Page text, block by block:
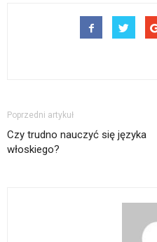
Poprzedni artykuł
Czy trudno nauczyć się języka
włoskiego?